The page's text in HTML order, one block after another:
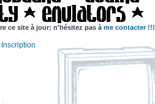
ce site à jour: n'hésitez pas à me contacter !!!